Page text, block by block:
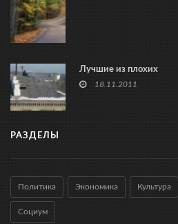
Лучшие из плохих
18.11.2011
РАЗДЕЛЫ
Политика Экономика Культура
Социум